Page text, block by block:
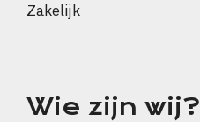
Zakelijk
Wie zijn wij?